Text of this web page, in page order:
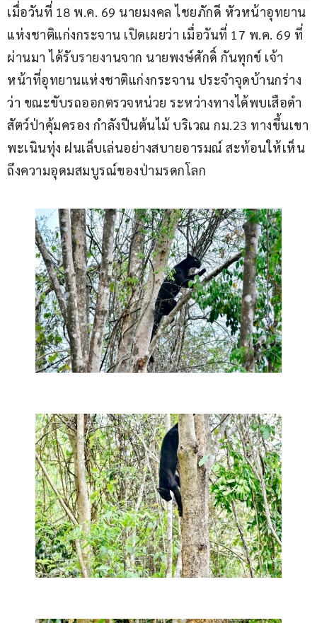
เมื่อวันที่ 18 พ.ค. 69 นายมงคล ไชยภักดี หัวหน้าอุทยาน
แห่งชาติแก่งกระจาน เปิดเผยว่า เมื่อวันที่ 17 พ.ค. 69 ที่
ผ่านมา ได้รับรายงานจาก นายพงษ์ศักดิ์ กันทุกข์ เจ้า
หน้าที่อุทยานแห่งชาติแก่งกระจาน ประจำจุดบ้านกร่าง
ว่า ขณะขับรถออกตรวจหน่วย ระหว่างทางได้พบเสือดำ
สัตว์ป่าคุ้มครอง กำลังปีนต้นไม้ บริเวณ กม.23 ทางขึ้นเขา
พะเนินทุ่ง ฝนเล็บเล่นอย่างสบายอารมณ์ สะท้อนให้เห็น
ถึงความอุดมสมบูรณ์ของป่ามรดกโลก